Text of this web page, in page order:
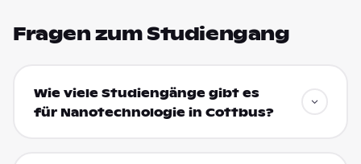
Fragen zum Studiengang
Wie viele Studiengänge gibt es
für Nanotechnologie in Cottbus?